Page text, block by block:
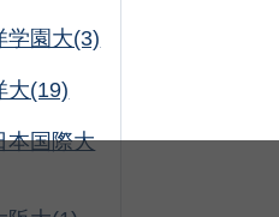
学園大(3)
大(19)
本国際大